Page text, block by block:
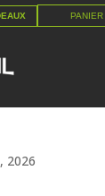
PANIER
PANIER
2026